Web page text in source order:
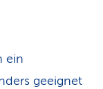
ein
geeignet